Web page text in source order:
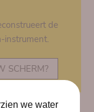
de
instrument.
SCHERM?
we water